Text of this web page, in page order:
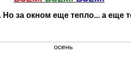
Но за окном еще тепло... а еще